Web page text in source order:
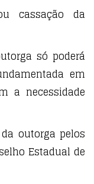
cassação da
só poderá
em
a necessidade
outorga pelos
Estadual de